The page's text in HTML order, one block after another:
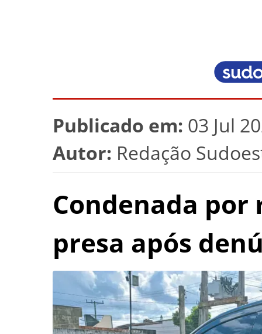
Publicado em: 03 Jul
Autor: Redação
Condenada
presa após